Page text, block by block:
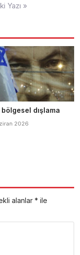
Yazı »
bölgesel dışlama
2026
alanlar * ile